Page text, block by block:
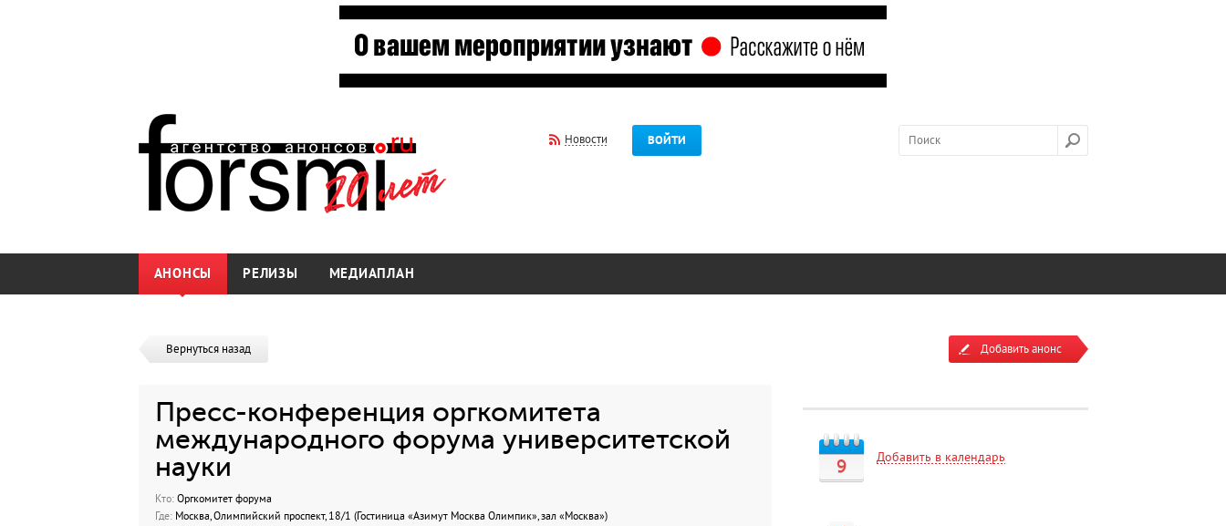
Новости ВОЙТИ
АНОНСЫ РЕЛИЗЫ МЕДИАПЛАН
Вернуться назад
Пресс-конференция оргкомитета
международного форума университетской
науки
Кто:Оргкомитет форума
Где:Москва, Олимпийский проспект, 18/1 (Гостиница «Азимут Москва Олимпик», зал «Москва»)
Добавить анонс
9 Добавить в календарь